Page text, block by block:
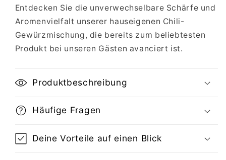
Entdecken Sie die unverwechselbare Schärfe und
Aromenvielfalt unserer hauseigenen Chili-
Gewürzmischung, die bereits zum beliebtesten
Produkt bei unseren Gästen avanciert ist.
Produktbeschreibung
Häufige Fragen
Deine Vorteile auf einen Blick